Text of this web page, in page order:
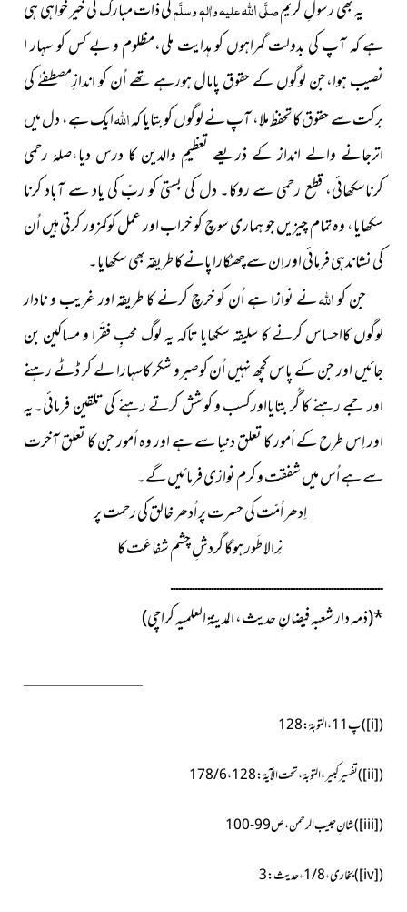
یہ بھی رسولِ کریمصلَّیاللہعلیہ واٰلہٖ وسلَّمکی ذات مبارک کی خیر خواہی ہی
ہے کہ آپ کی بدولت گمراہوں کو ہدایت ملی،مظلوم و بے کس کو سہار ا
نصیب ہوا،جن لوگوں کے حقوق پامال ہورہے تھے اُن کو اندازِمصطفےٰ کی
برکت سے حقوق کا تحفظ ملا، آپ نے لوگوں کو بتایا کہاللہایک ہے، دل میں
اترجانے والے انداز کے ذریعے تعظیمِ والدین کا درس دیا،صلۂ رحمی
کرناسکھائی، قطع رحمی سے روکا۔ دل کی بستی کو ربّ کی یاد سے آباد کرنا
سکھایا، وہ تمام چیزیں جو ہماری سوچ کو خراب اور عمل کوکمزور کرتی ہیں اُن
کی نشاندہی فرمائی اور اِن سے چھٹکارا پانے کا طریقہ بھی سکھایا۔
جن کواللہنے نوازا ہے اُن کو خرچ کرنے کا طریقہ اور غریب و نادار
لوگوں کااحساس کرنے کا سلیقہ سکھایا تاکہ یہ لوگ محبِ فقَرا و مساکین بن
جائیں اور جن کے پاس کچھ نہیں اُن کوصبرو شکر کاسہارا لے کر ڈٹے رہنے
اور جمے رہنے کا گُر بتایااورکسب و کوشش کرتے رہنے کی تلقین فرمائی۔یہ
اور اِس طرح کے اُمور کا تعلق دنیا سے ہے اور وہ اُمور جن کا تعلق آخرت
سے ہے اُس میں شفقت و کرم نوازی فرمائیں گے۔
اِدھر اُمّت کی حسرت پر اُدھر خالق کی رحمت پر
نِرالا طَور ہوگا گردشِ چشم شفاعَت کا
ــــــــــــــــــــــــــــــــــــــــــــــــــــــــــــــــــــــــــــــ
*(ذمہ دار شعبہ فیضانِ حدیث، المدینۃ العلمیہ كراچی)
(
[i] )پ11، التوبۃ:128
(
[ii] )تفسیرکبیر، التوبۃ، تحت الآیۃ:128، 178/6
(
[iii] )شانِ حبیب الرحمن،ص99-100
(
[iv] )بخاری،1/8،حدیث:3